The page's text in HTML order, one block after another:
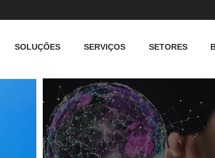
SOLUÇÕES SERVIÇOS SETORES